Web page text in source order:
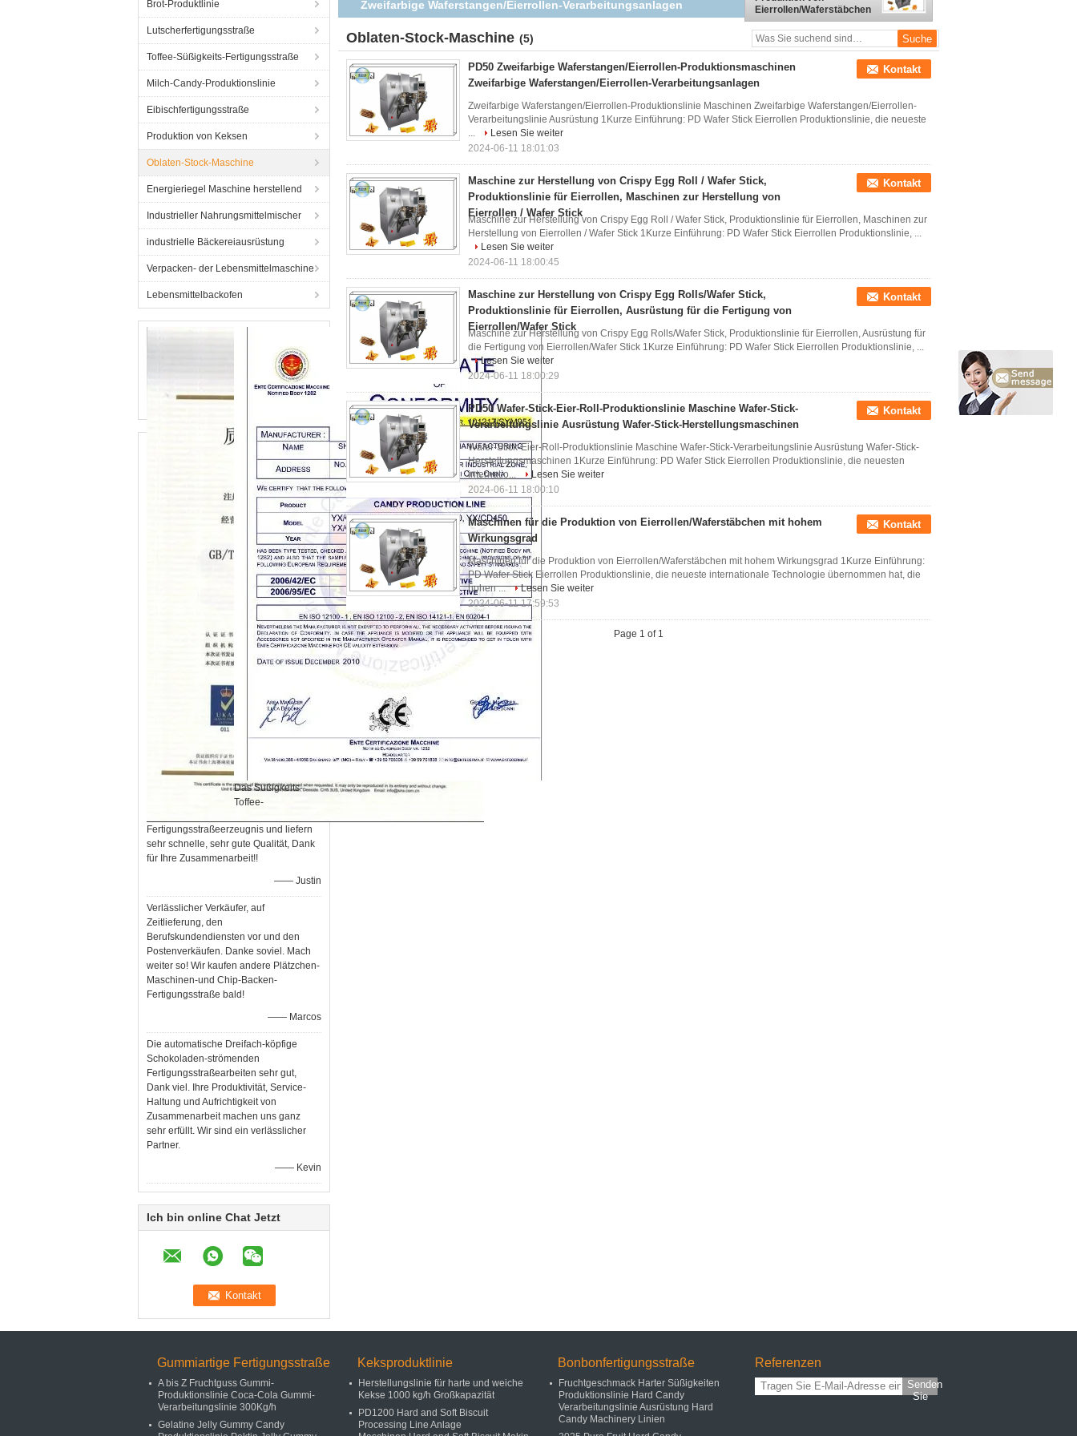
Brot-Produktlinie
Lutscherfertigungsstraße
Toffee-Süßigkeits-Fertigungsstraße
Milch-Candy-Produktionslinie
Eibischfertigungsstraße
Produktion von Keksen
Oblaten-Stock-Maschine
Energieriegel Maschine herstellend
Industrieller Nahrungsmittelmischer
industrielle Bäckereiausrüstung
Verpacken- der Lebensmittelmaschine
Lebensmittelbackofen
Das Süßigkeits-
Toffee-
Fertigungsstraßeerzeugnis und liefern
sehr schnelle, sehr gute Qualität, Dank
für Ihre Zusammenarbeit!!
—— Justin
Verlässlicher Verkäufer, auf
Zeitlieferung, den
Berufskundendiensten vor und den
Postenverkäufen. Danke soviel. Mach
weiter so! Wir kaufen andere Plätzchen-
Maschinen-und Chip-Backen-
Fertigungsstraße bald!
—— Marcos
Die automatische Dreifach-köpfige
Schokoladen-strömenden
Fertigungsstraßearbeiten sehr gut,
Dank viel. Ihre Produktivität, Service-
Haltung und Aufrichtigkeit von
Zusammenarbeit machen uns ganz
sehr erfüllt. Wir sind ein verlässlicher
Partner.
—— Kevin
Ich bin online Chat Jetzt
Produktionslinie für Eierrollen, Maschinen zur Herstellung von
Eierrollen / Wafer Stick
Eierrollen/Waferstäbchen
mit hohem Wirkungsgrad
Oblaten-Stock-Maschine (5)
PD50 Zweifarbige Waferstangen/Eierrollen-Produktionsmaschinen
Zweifarbige Waferstangen/Eierrollen-Verarbeitungsanlagen
Kontakt
Zweifarbige Waferstangen/Eierrollen-Produktionslinie Maschinen Zweifarbige Waferstangen/Eierrollen-
Verarbeitungslinie Ausrüstung 1Kurze Einführung: PD Wafer Stick Eierrollen Produktionslinie, die neueste
...
Lesen Sie weiter
2024-06-11 18:01:03
Maschine zur Herstellung von Crispy Egg Roll / Wafer Stick,
Produktionslinie für Eierrollen, Maschinen zur Herstellung von
Eierrollen / Wafer Stick
Kontakt
Maschine zur Herstellung von Crispy Egg Roll / Wafer Stick, Produktionslinie für Eierrollen, Maschinen zur
Herstellung von Eierrollen / Wafer Stick 1Kurze Einführung: PD Wafer Stick Eierrollen Produktionslinie, ...
Lesen Sie weiter
2024-06-11 18:00:45
Maschine zur Herstellung von Crispy Egg Rolls/Wafer Stick,
Produktionslinie für Eierrollen, Ausrüstung für die Fertigung von
Eierrollen/Wafer Stick
Kontakt
Maschine zur Herstellung von Crispy Egg Rolls/Wafer Stick, Produktionslinie für Eierrollen, Ausrüstung für
die Fertigung von Eierrollen/Wafer Stick 1Kurze Einführung: PD Wafer Stick Eierrollen Produktionslinie, ...
Lesen Sie weiter
2024-06-11 18:00:29
PD50 Wafer-Stick-Eier-Roll-Produktionslinie Maschine Wafer-Stick-
Verarbeitungslinie Ausrüstung Wafer-Stick-Herstellungsmaschinen
Kontakt
Wafer-Stick-Eier-Roll-Produktionslinie Maschine Wafer-Stick-Verarbeitungslinie Ausrüstung Wafer-Stick-
Herstellungsmaschinen 1Kurze Einführung: PD Wafer Stick Eierrollen Produktionslinie, die neuesten
internatio...
Lesen Sie weiter
2024-06-11 18:00:10
Maschinen für die Produktion von Eierrollen/Waferstäbchen mit hohem
Wirkungsgrad
Kontakt
Maschinen für die Produktion von Eierrollen/Waferstäbchen mit hohem Wirkungsgrad 1Kurze Einführung:
PD Wafer Stick Eierrollen Produktionslinie, die neueste internationale Technologie übernommen hat, die
hohen ...
Lesen Sie weiter
2024-06-11 17:59:53
Page 1 of 1
Gummiartige Fertigungsstraße
A bis Z Fruchtguss Gummi-
Produktionslinie Coca-Cola Gummi-
Verarbeitungslinie 300Kg/h
Gelatine Jelly Gummy Candy
Keksproduktlinie
Herstellungslinie für harte und weiche
Kekse 1000 kg/h Großkapazität
PD1200 Hard and Soft Biscuit
Processing Line Anlage
Bonbonfertigungsstraße
Fruchtgeschmack Harter Süßigkeiten
Produktionslinie Hard Candy
Verarbeitungslinie Ausrüstung Hard
Candy Machinery Linien
Referenzen
Senden
Sie